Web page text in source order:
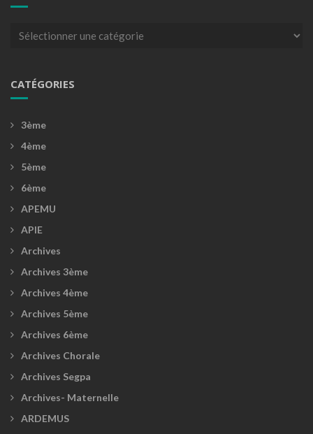
Catégories
CATÉGORIES
3ème
4ème
5ème
6ème
APEMU
APIE
Archives
Archives 3ème
Archives 4ème
Archives 5ème
Archives 6ème
Archives Chorale
Archives Segpa
Archives- Maternelle
ARDEMUS